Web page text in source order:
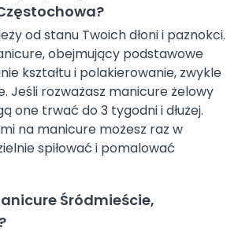
od stanu Twoich dłoni i paznokci.
obejmujący podstawowe
kształtu i polakierowanie, zwykle
Jeśli rozważasz manicure żelowy
one trwać do 3 tygodni i dłużej.
na manicure możesz raz w
spiłować i pomalować
Śródmieście,